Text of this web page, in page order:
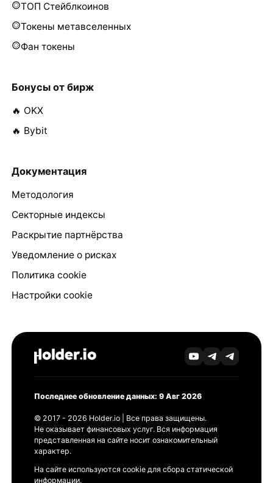
ТОП Стейблкоинов
Токены метавселенных
Фан токены
Бонусы от бирж
🔥 OKX
🔥 Bybit
Документация
Методология
Секторные индексы
Раскрытие партнёрства
Уведомление о рисках
Политика cookie
Настройки cookie
Последнее обновление данных: 9 Авг 2026
© 2017 - 2026 Holder.io | Все права защищены.
Не оказывает финансовых услуг. Вся информация
представленная на сайте носит ознакомительный
характер.
На сайте используются cookie для сбора статической
информации.